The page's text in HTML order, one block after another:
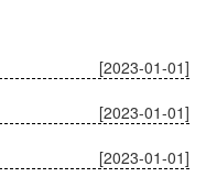
[2023-01-01]
[2023-01-01]
[2023-01-01]